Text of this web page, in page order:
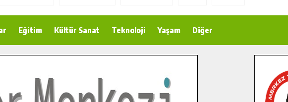
Eğitim Kültür Sanat Teknoloji Yaşam Diğer